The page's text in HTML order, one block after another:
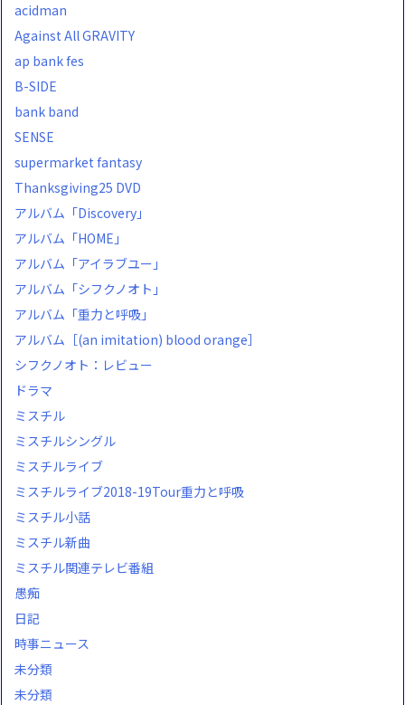
acidman
Against All GRAVITY
ap bank fes
B-SIDE
bank band
SENSE
supermarket fantasy
Thanksgiving25 DVD
アルバム「Discovery」
アルバム「HOME」
アルバム「アイラブユー」
アルバム「シフクノオト」
アルバム「重力と呼吸」
アルバム［(an imitation) blood orange］
シフクノオト：レビュー
ドラマ
ミスチル
ミスチルシングル
ミスチルライブ
ミスチルライブ2018-19Tour重力と呼吸
ミスチル小話
ミスチル新曲
ミスチル関連テレビ番組
愚痴
日記
時事ニュース
未分類
未分類